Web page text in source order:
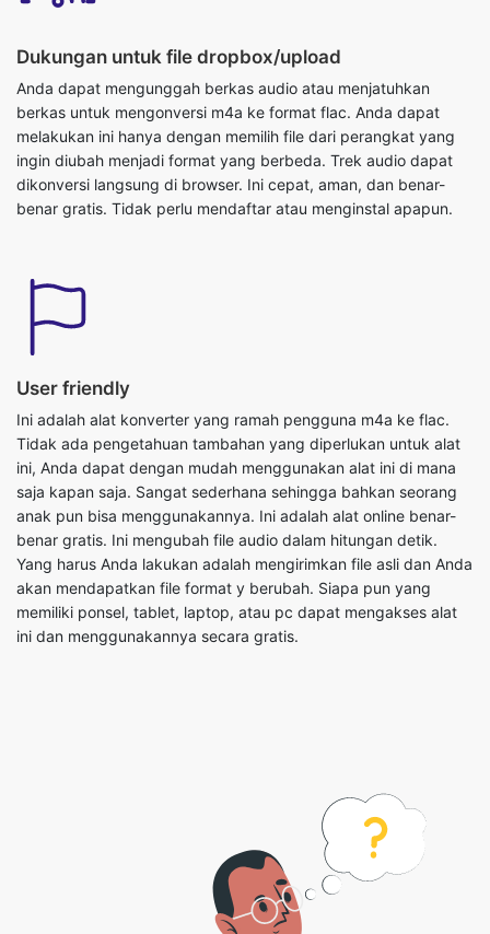
Dukungan untuk file dropbox/upload
Anda dapat mengunggah berkas audio atau menjatuhkan
berkas untuk mengonversi m4a ke format flac. Anda dapat
melakukan ini hanya dengan memilih file dari perangkat yang
ingin diubah menjadi format yang berbeda. Trek audio dapat
dikonversi langsung di browser. Ini cepat, aman, dan benar-
benar gratis. Tidak perlu mendaftar atau menginstal apapun.
User friendly
Ini adalah alat konverter yang ramah pengguna m4a ke flac.
Tidak ada pengetahuan tambahan yang diperlukan untuk alat
ini, Anda dapat dengan mudah menggunakan alat ini di mana
saja kapan saja. Sangat sederhana sehingga bahkan seorang
anak pun bisa menggunakannya. Ini adalah alat online benar-
benar gratis. Ini mengubah file audio dalam hitungan detik.
Yang harus Anda lakukan adalah mengirimkan file asli dan Anda
akan mendapatkan file format y berubah. Siapa pun yang
memiliki ponsel, tablet, laptop, atau pc dapat mengakses alat
ini dan menggunakannya secara gratis.